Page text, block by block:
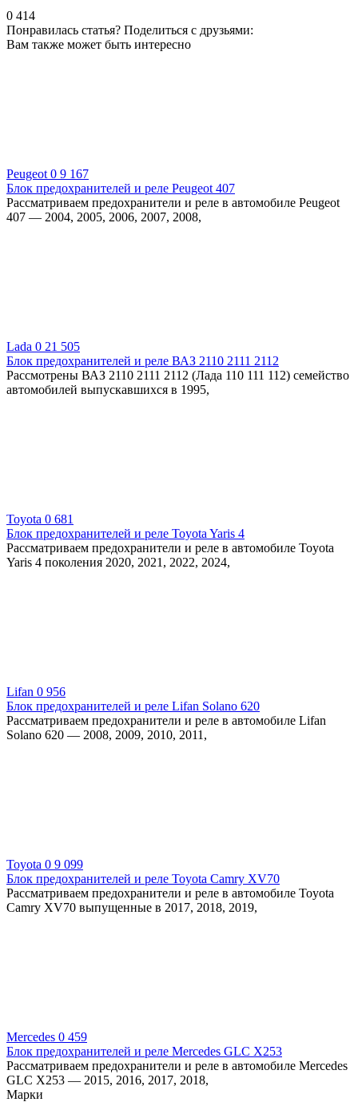
0 414
Понравилась статья? Поделиться с друзьями:
Вам также может быть интересно
Peugeot 0 9 167
Блок предохранителей и реле Peugeot 407
Рассматриваем предохранители и реле в автомобиле Peugeot
407 — 2004, 2005, 2006, 2007, 2008,
Lada 0 21 505
Блок предохранителей и реле ВАЗ 2110 2111 2112
Рассмотрены ВАЗ 2110 2111 2112 (Лада 110 111 112) семейство
автомобилей выпускавшихся в 1995,
Toyota 0 681
Блок предохранителей и реле Toyota Yaris 4
Рассматриваем предохранители и реле в автомобиле Toyota
Yaris 4 поколения 2020, 2021, 2022, 2024,
Lifan 0 956
Блок предохранителей и реле Lifan Solano 620
Рассматриваем предохранители и реле в автомобиле Lifan
Solano 620 — 2008, 2009, 2010, 2011,
Toyota 0 9 099
Блок предохранителей и реле Toyota Camry XV70
Рассматриваем предохранители и реле в автомобиле Toyota
Camry XV70 выпущенные в 2017, 2018, 2019,
Mercedes 0 459
Блок предохранителей и реле Mercedes GLC X253
Рассматриваем предохранители и реле в автомобиле Mercedes
GLC X253 — 2015, 2016, 2017, 2018,
Марки